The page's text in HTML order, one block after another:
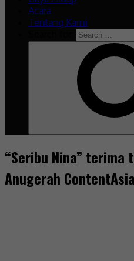
Acara
Tentang Kami
“Seribu Nina” terima
Anugerah